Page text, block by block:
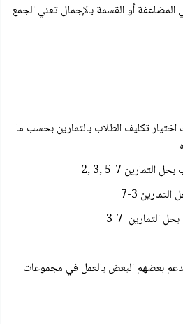
أو القسمة بالإجمال تعني الجمع
تكليف الطلاب بالتمارين بحسب ما
7-5 ,3 ,2
3-7
التمارين 7-3
للطلاب بدعم بعضهم البعض بالعمل في مجموعات